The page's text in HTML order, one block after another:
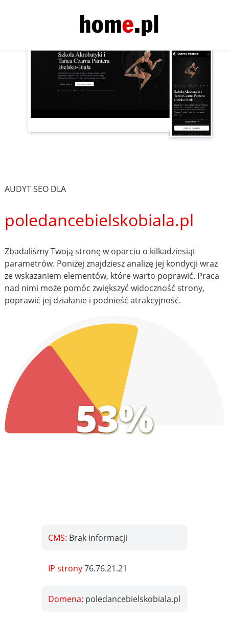
AUDYT SEO DLA
poledancebielskobiala.pl
Zbadaliśmy Twoją stronę w oparciu o kilkadziesiąt
parametrów. Poniżej znajdziesz analizę jej kondycji wraz
ze wskazaniem elementów, które warto poprawić. Praca
nad nimi może pomóc zwiększyć widoczność strony,
poprawić jej działanie i podnieść atrakcyjność.
53%
CMS: Brak informacji
IP strony76.76.21.21
Domena: poledancebielskobiala.pl